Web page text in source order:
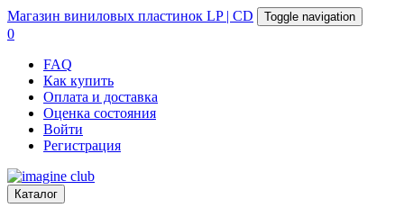
Магазин виниловых пластинок LP | CD Toggle navigation
0
FAQ
Как купить
Оплата и доставка
Оценка состояния
Войти
Регистрация
Каталог